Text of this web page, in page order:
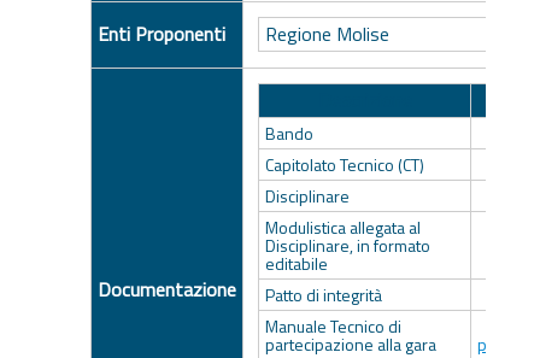
Enti Proponenti
Regione Molise
Documentazione
Bando
Capitolato Tecnico (CT)
Disciplinare
Modulistica allegata al
Disciplinare, in formato
editabile
Patto di integrità
Manuale Tecnico di
partecipazione alla gara